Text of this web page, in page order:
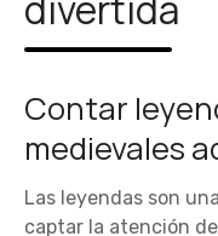
Contar
medievales
Las leyendas son
captar la atención